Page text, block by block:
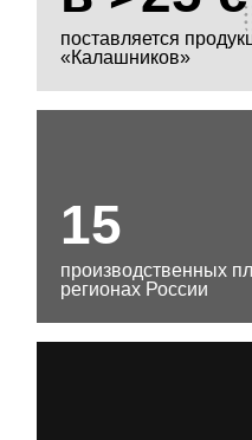
поставляется
«Калашников»
15
производственных
регионах России